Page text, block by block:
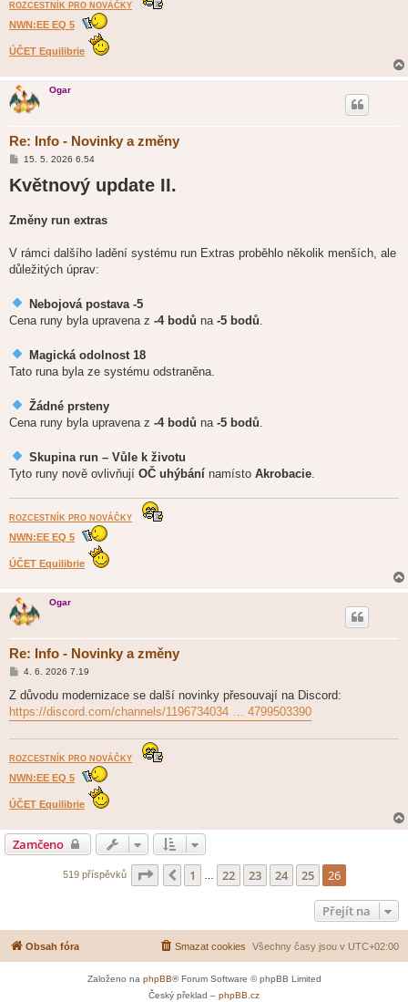
ROZCESTNÍK PRO NOVÁČKY
NWN:EE EQ 5
ÚČET Equilibrie
Ogar
Re: Info - Novinky a změny
P
í
s
v
15. 5. 2026 6.54
Květnový update II.
Změny run extras
V rámci dalšího ladění systému run Extras proběhlo několik menších, ale
důležitých úprav:
Nebojová postava -5
Cena runy byla upravena z -4 bodů na -5 bodů
Magická odolnost 18
Tato runa byla ze systému odstraněna.
Žádné prsteny
Cena runy byla upravena z -4 bodů na -5 bodů
Skupina run – Vůle k životu
Tyto runy nově ovlivňují OČ uhýbání namísto Akrobacie
ROZCESTNÍK PRO NOVÁČKY
NWN:EE EQ 5
ÚČET Equilibrie
Ogar
Re: Info - Novinky a změny
P
í
p
k
4. 6. 2026 7.19
Z důvodu modernizace se další novinky přesouvají na Discord:
https://discord.com/channels/1196734034 … 4799503390
ROZCESTNÍK PRO NOVÁČKY
NWN:EE EQ 5
ÚČET Equilibrie
Zamčeno
519 příspěvků Stránka 26 z26
Předchozí
1 … 22 23 24 25 26
Přejít na
Obsah fóra Všechny časy jsou v UTC+02:00
Smazat cookies
Založeno na phpBB® Forum Software © phpBB Limited
Český překlad – phpBB.cz